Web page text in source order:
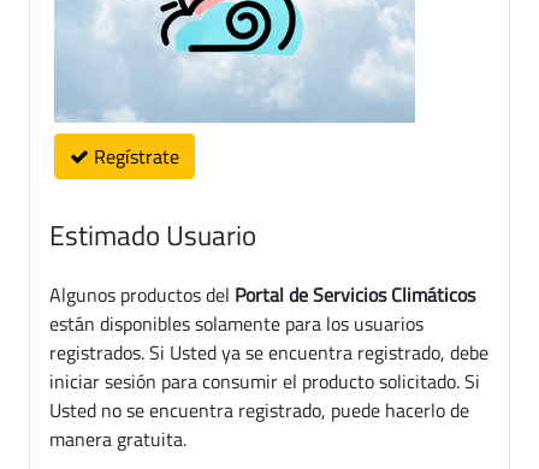
Regístrate
Estimado Usuario
Algunos productos del Portal de Servicios Climáticos
están disponibles solamente para los usuarios
registrados. Si Usted ya se encuentra registrado, debe
iniciar sesión para consumir el producto solicitado. Si
Usted no se encuentra registrado, puede hacerlo de
manera gratuita.